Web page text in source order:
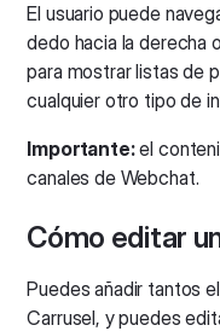
El usuario puede
dedo hacia la derecha
para mostrar listas de
cualquier otro tipo de
Importante:el
canales de Webchat.
Cómo editar
Puedes añadir tantos
Carrusel, y puedes